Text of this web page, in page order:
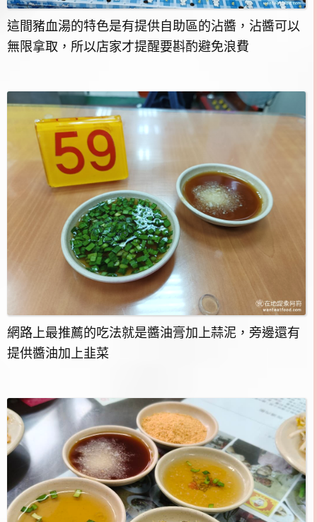
這間豬血湯的特色是有提供自助區的沾醬，沾醬可以
無限拿取，所以店家才提醒要斟酌避免浪費
網路上最推薦的吃法就是醬油膏加上蒜泥，旁邊還有
提供醬油加上韭菜